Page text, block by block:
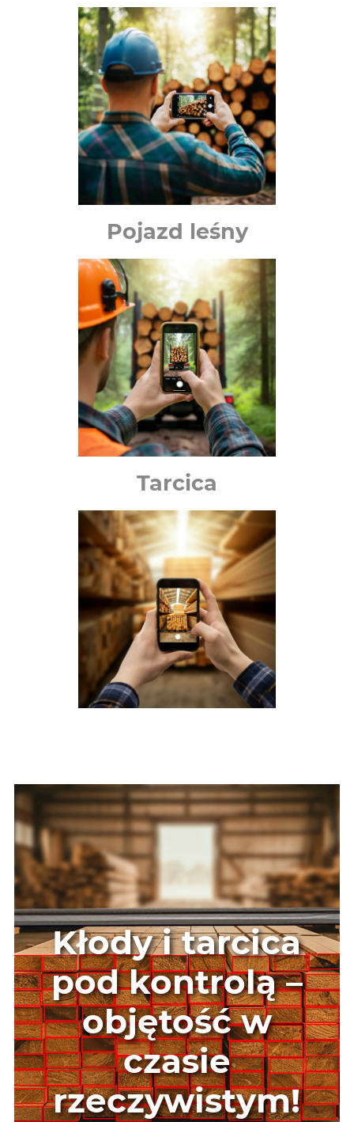
Pojazd leśny
Tarcica
Kłody i tarcica
pod kontrolą –
objętość w
czasie
rzeczywistym!